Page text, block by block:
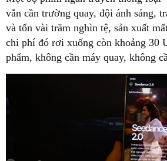
vẫn cần trường quay, đội ánh sáng,
và tốn vài trăm nghìn tệ, sản xuất
chi phí đó rơi xuống còn khoảng 30
phẩm, không cần máy quay, không